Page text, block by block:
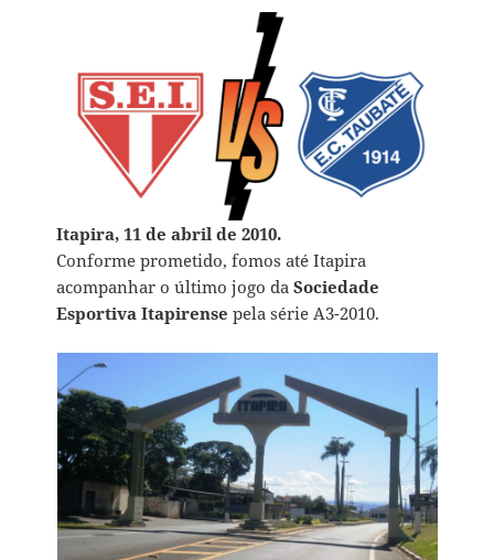
Itapira, 11 de abril de 2010.
Conforme prometido, fomos atéItapira
acompanhar o último jogo daSociedade
Esportiva Itapirensepela série A3-2010.